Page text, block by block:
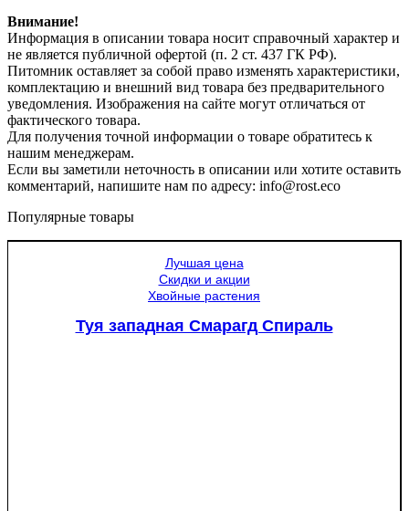
Внимание!
Информация в описании товара носит справочный характер и
не является публичной офертой (п. 2 ст. 437 ГК РФ).
Питомник оставляет за собой право изменять характеристики,
комплектацию и внешний вид товара без предварительного
уведомления. Изображения на сайте могут отличаться от
фактического товара.
Для получения точной информации о товаре обратитесь к
нашим менеджерам.
Если вы заметили неточность в описании или хотите оставить
комментарий, напишите нам по адресу: info@rost.eco
Популярные товары
Лучшая цена
Скидки и акции
Хвойные растения
Туя западная Смарагд Спираль